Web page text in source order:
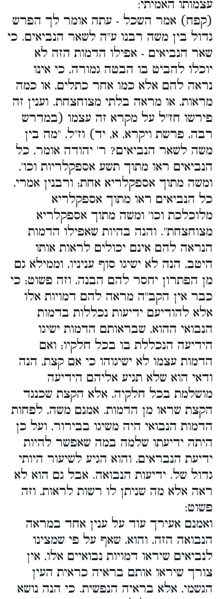
עצמותו האמיתי:
(קפח) אמר השכל - עתה אומר לך הפרש
גדול בין משה רבנו ע"ה לשאר הנביאים. כי
שאר הנביאים - אפילו הדמות הזה לא
יוכלו להביט בו הבטה גמורה, כי אינו
נראה להם אלא כמו אחר כתלים, או כמה
מראות, או מראה בלתי מצוחצחת. וענין זה
פירשו חז"ל על מקרא זה עצמו (במדרש
רבה, פרשת ויקרא, א, יד) וז"ל, "מה בין
משה לשאר הנביאים? ר' יהודה אומר, כל
הנביאים ראו מתוך תשע אספקלריות וכו',
ומשה מתוך אספקלריא אחת; ורבנין אמרי,
כל הנביאים ראו מתוך אספקלריא
מלוכלכת וכו' ומשה מתוך אספקלריא
מצוחצחת". והנה בהיות שאפילו הדמות
הנראה להם אינם יכולים לראות אותו
היטב, הנה לא ישיגו סוף עניניו, וממילא גם
מן הפתרון יחסר להם הבנה, וזה פשוט; כי
כבר אין הקב"ה מראה להם דמויות אלו
אלא להודיעם ידיעות נכללות בדמות
הנבואי ההוא, שבראותם הדמות ישיגו
הידיעה הנכללת בו בכל חלקיו; ואם
הדמות עצמו לא ישיגוהו כי אם קצת, הנה
ודאי הוא שלא תגיע אליהם הידיעה
מושלמת בכל חלקיה, אלא הקצת שכנגד
הקצת שראו מן הדמות. אמנם משה, לפחות
הדמות הנבואי היה משיגו בבירור, ועל כן
היתה ידיעתו שלמה במה שאפשר להיות
ידיעת הנבראים, והוא הגיע לשיעור היותי
גדול של. ידיעות הנבואה. אבל גם הוא לא
ראה אלא מה שניתן לו רשות לראות, וזה
פשוט:
ואמנם אעירך עוד על ענין אחד במראה
הנבואה הזה, והוא, שאף על פי שמצינו
לנביאים שיראו דמויות נבואיים אלו, אין
צורך שיראו אותם בראיה כראית העין
הגשמי, אלא בראיה הנפשית. כי הנה נושא